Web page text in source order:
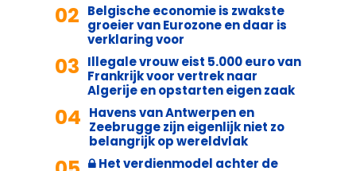
02 Belgische economie is zwakste
groeier van Eurozone en daar is
verklaring voor
03 Illegale vrouw eist 5.000 euro van
Frankrijk voor vertrek naar
Algerije en opstarten eigen zaak
04 Havens van Antwerpen en
Zeebrugge zijn eigenlijk niet zo
belangrijk op wereldvlak
Het verdienmodel achter de